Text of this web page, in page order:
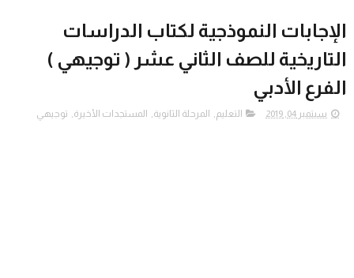
الإجابات النموذجية لكتاب الدراسات
التاريخية للصف الثاني عشر ( توجيهي )
الفرع الأدبي
سبتمبر 04, 2019 التعليم, المرحلة الثانوية, المستجدات الأخيرة, توجيهي